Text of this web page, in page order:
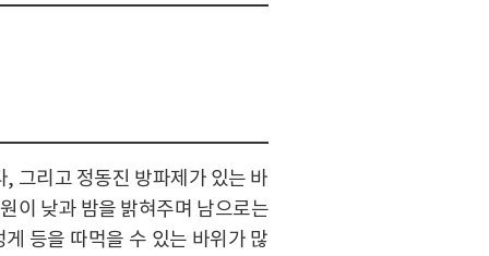
그리고 정동진 방파제가 있는 바
이 낮과 밤을 밝혀주며 남으로는
등을 따먹을 수 있는 바위가 많